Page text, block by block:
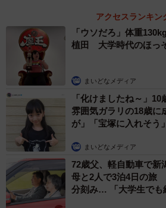
アクセスランキン
「ウソだろ」体重
植田 大学時代のほっ
まいどなメディア
「化けましたね～」
雰囲気ガラリの18歳
が」「宝塚に入れそう」
まいどなメディア
72歳父、軽自動車で
母と2人で3泊4日の旅
分刻み… 「大学生でも